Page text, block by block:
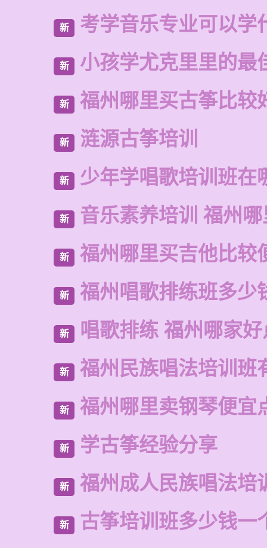
新 考学音乐专业可以学
新 小孩学尤克里里的最
新 福州哪里买古筝比较
新 涟源古筝培训
新 少年学唱歌培训班在
新 音乐素养培训 福州
新 福州哪里买吉他比较
新 福州唱歌排练班多少
新 唱歌排练 福州哪家好
新 福州民族唱法培训班
新 福州哪里卖钢琴便宜
新 学古筝经验分享
新 福州成人民族唱法培
新 古筝培训班多少钱一